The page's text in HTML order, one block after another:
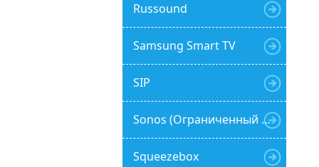
Russound
Samsung Smart TV
SIP
Sonos (Ограниченный функционал)
Squeezebox